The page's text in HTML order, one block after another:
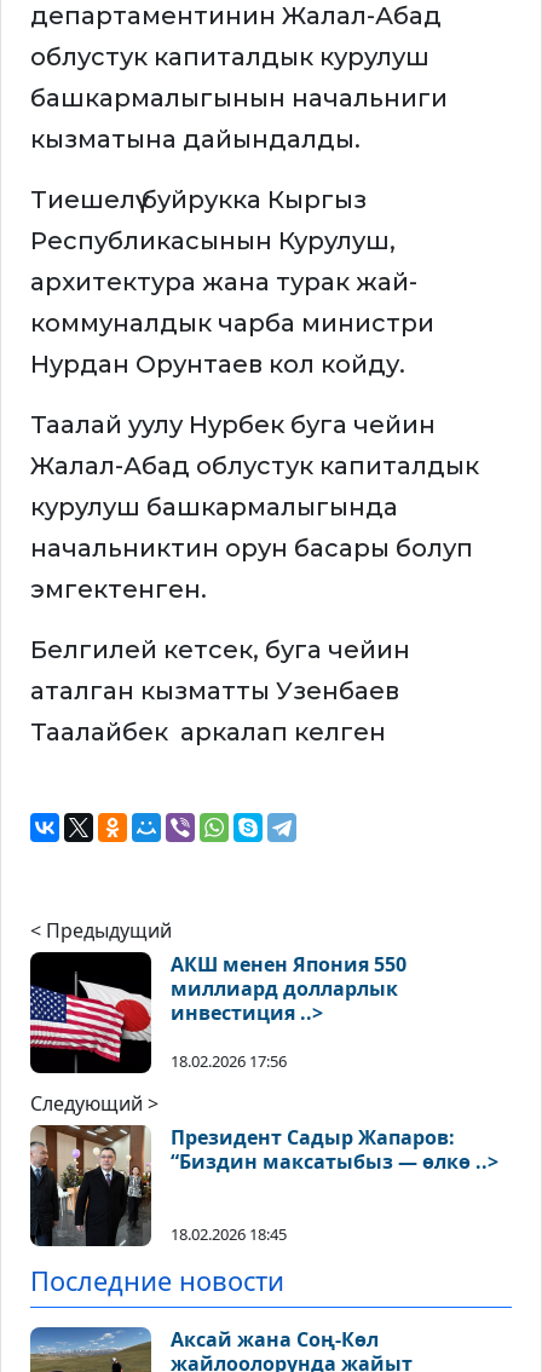
департаментинин Жалал-Абад
облустук капиталдык курулуш
башкармалыгынын начальниги
кызматына дайындалды.
Тиешелүү буйрукка Кыргыз
Республикасынын Курулуш,
архитектура жана турак жай-
коммуналдык чарба министри
Нурдан Орунтаев кол койду.
Таалай уулу Нурбек буга чейин
Жалал-Абад облустук капиталдык
курулуш башкармалыгында
начальниктин орун басары болуп
эмгектенген.
Белгилей кетсек, буга чейин
аталган кызматты Узенбаев
Таалайбек аркалап келген
< Предыдущий
АКШ менен Япония 550
миллиард долларлык
инвестиция ..>
18.02.2026 17:56
Следующий >
Президент Садыр Жапаров:
“Биздин максатыбыз — өлкө ..>
18.02.2026 18:45
Последние новости
Аксай жана Соң-Көл
жайлоолорунда жайыт